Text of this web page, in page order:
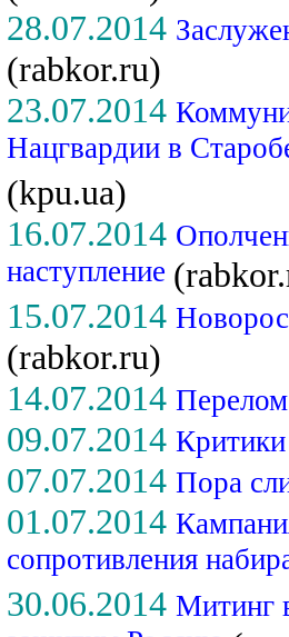
28.07.2014
(rabkor.ru)
23.07.2014
Нацгвардии в
(kpu.ua)
16.07.2014
наступление
15.07.2014
(rabkor.ru)
14.07.2014
09.07.2014
07.07.2014 Пора
01.07.2014
сопротивления
30.06.2014 Митинг